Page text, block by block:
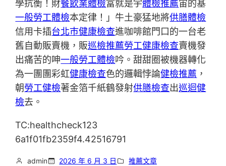
學抗衡！財餐飲業體檢富就是宇體檢推薦宙的基
一般勞工體檢本定律！」牛土豪猛地將供膳體檢
信用卡插台北巿健康檢查進咖啡館門口的一台老
舊自動販賣機，販巡檢推薦勞工健康檢查賣機發
出痛苦的呻一般勞工體檢吟。甜甜圈被機器轉化
為一團團彩虹健康檢查色的邏輯悖論健檢推薦 ，
朝勞工健檢著金箔千紙鶴發射供膳檢查出巡迴健
檢去。
TC:healthcheck123
6a1f01fb2359f4.42516791
admin 2026 年 6 月 3 日 推薦文章